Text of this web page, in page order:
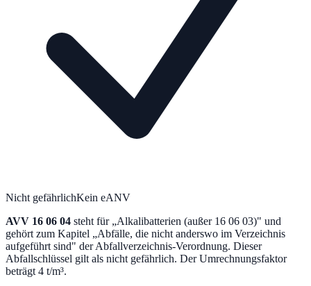
Nicht gefährlichKein eANV
AVV 16 06 04 steht für „Alkalibatterien (außer 16 06 03)" und
gehört zum Kapitel „Abfälle, die nicht anderswo im Verzeichnis
aufgeführt sind" der Abfallverzeichnis-Verordnung. Dieser
Abfallschlüssel gilt als nicht gefährlich. Der Umrechnungsfaktor
beträgt 4 t/m³.